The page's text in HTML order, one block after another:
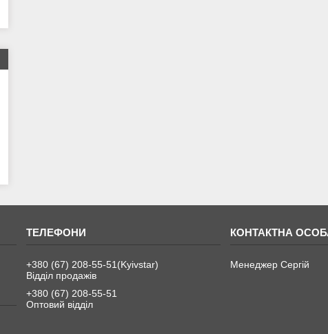
+380 (67) 208-55-51 Kyivstar
Відділ продажів
+380 (67) 208-55-51
Оптовий відділ
Менеджер Сергій